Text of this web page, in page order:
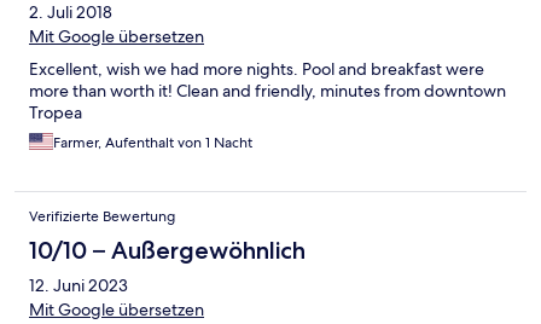
2. Juli 2018
Mit Google übersetzen
Excellent, wish we had more nights. Pool and breakfast were
more than worth it! Clean and friendly, minutes from downtown
Tropea
Farmer, Aufenthalt von 1 Nacht
Verifizierte Bewertung
10/10 – Außergewöhnlich
12. Juni 2023
Mit Google übersetzen